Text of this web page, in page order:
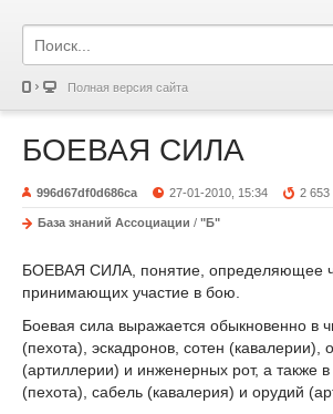
Полная версия сайта
БОЕВАЯ СИЛА
996d67df0d686ca 27-01-2010, 15:34 2 653
База знаний Ассоциации / "Б"
БОЕВАЯ СИЛА, понятие, определяющее
принимающих участие в бою.
Боевая сила выражается обыкновенно в
(пехота), эскадронов, сотен (кавалерии),
(артиллерии) и инженерных рот, а также
(пехота), сабель (кавалерия) и орудий